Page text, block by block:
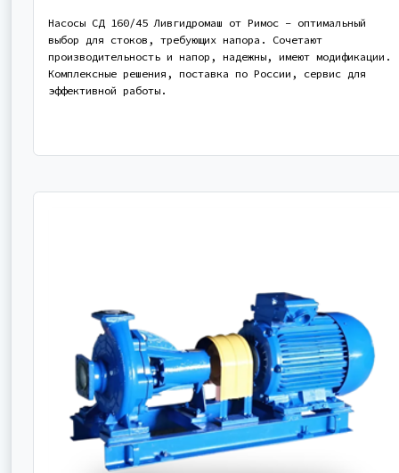
Насосы СД 160/45 Ливгидромаш от Римос – оптимальный
выбор для стоков, требующих напора. Сочетают
производительность и напор, надежны, имеют модификации.
Комплексные решения, поставка по России, сервис для
эффективной работы.